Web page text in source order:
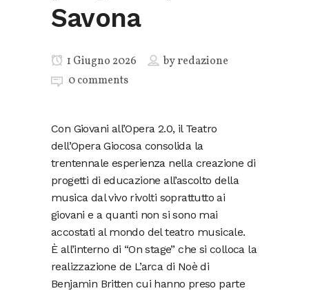
Savona
1 Giugno 2026 byredazione
0 comments
Con Giovani all’Opera 2.0, il Teatro
dell’Opera Giocosa consolida la
trentennale esperienza nella creazione di
progetti di educazione all’ascolto della
musica dal vivo rivolti soprattutto ai
giovani e a quanti non si sono mai
accostati al mondo del teatro musicale.
È all’interno di “On stage” che si colloca la
realizzazione de L’arca di Noè di
Benjamin Britten cui hanno preso parte